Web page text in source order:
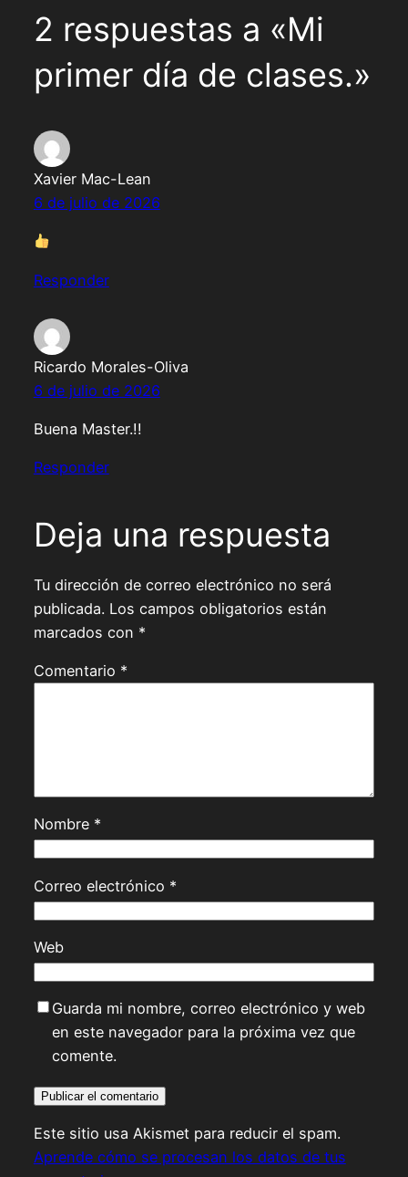
2 respuestas a «Mi
primer día de clases.»
Xavier Mac-Lean
6 de julio de 2026
Responder
Ricardo Morales-Oliva
6 de julio de 2026
Buena Master.!!
Responder
Deja una respuesta
Tu dirección de correo electrónico no será
publicada. Los campos obligatorios están
marcados con *
Comentario *
Nombre *
Correo electrónico *
Web
Guarda mi nombre, correo electrónico y web
en este navegador para la próxima vez que
comente.
Este sitio usa Akismet para reducir el spam.
Aprende cómo se procesan los datos de tus